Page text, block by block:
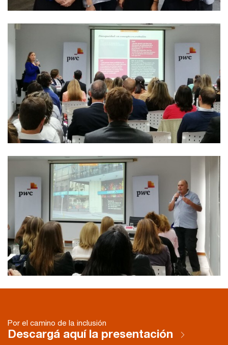
Por el camino de la inclusión
Descargá aquí la presentación